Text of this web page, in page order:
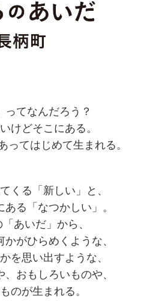
ってなんだろう？
けどそこにある。
ってはじめて生まれる。
くる「新しい」と、
る「なつかしい」。
あいだ」から、
がひらめくような、
を思い出すような、
おもしろいものや、
のが生まれる。